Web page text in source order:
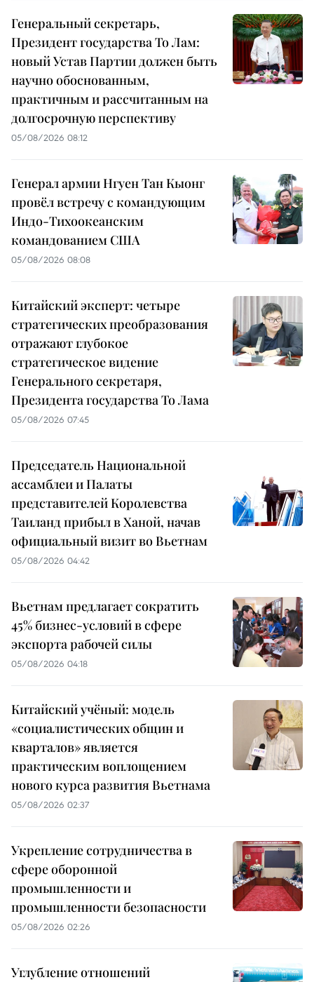
Генеральный секретарь,
Президент государства То Лам:
новый Устав Партии должен быть
научно обоснованным,
практичным и рассчитанным на
долгосрочную перспективу
05/08/2026 08:12
Генерал армии Нгуен Тан Кыонг
провёл встречу с командующим
Индо-Тихоокеанским
командованием США
05/08/2026 08:08
Китайский эксперт: четыре
стратегических преобразования
отражают глубокое
стратегическое видение
Генерального секретаря,
Президента государства То Лама
05/08/2026 07:45
Председатель Национальной
ассамблеи и Палаты
представителей Королевства
Таиланд прибыл в Ханой, начав
официальный визит во Вьетнам
05/08/2026 04:42
Вьетнам предлагает сократить
45% бизнес-условий в сфере
экспорта рабочей силы
05/08/2026 04:18
Китайский учёный: модель
«социалистических общин и
кварталов» является
практическим воплощением
нового курса развития Вьетнама
05/08/2026 02:37
Укрепление сотрудничества в
сфере оборонной
промышленности и
промышленности безопасности
05/08/2026 02:26
Углубление отношений